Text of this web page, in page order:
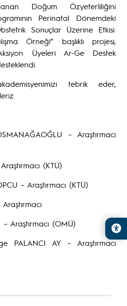
Doğum Özyeterliliğini
Perinatal Dönemdeki
Sonuçlar Üzerine Etkisi:
Örneği” başlıklı projesi,
Üyeleri Ar-Ge Destek
tebrik eder,
– Araştırmacı
(KTÜ)
– Araştırmacı (KTÜ)
Araştırmacı (OMÜ)
PALANCI AY – Araştırmacı